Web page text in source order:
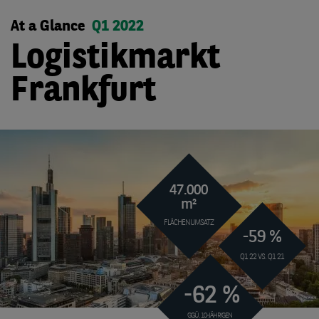
At a Glance Q1 2022
Logistikmarkt
Frankfurt
47.000
m²
FLÄCHENUMSATZ
-59 %
Q1 22 VS. Q1 21
-62 %
GGÜ. 10-JÄHRIGEN